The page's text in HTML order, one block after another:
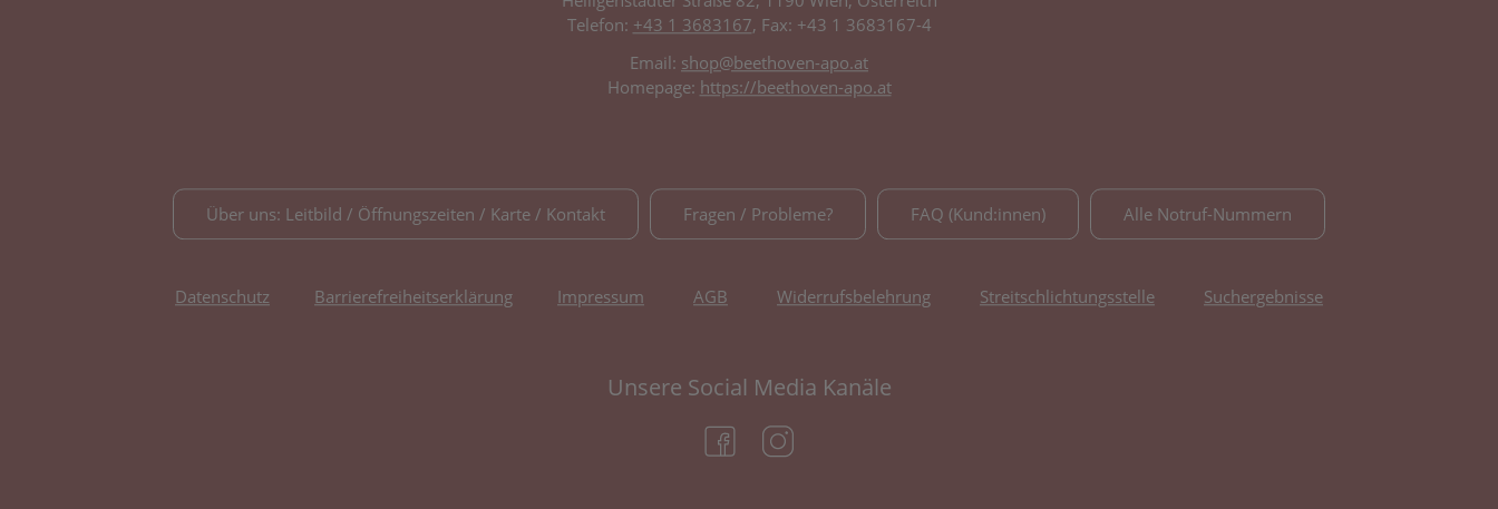
Telefon: +43 1 3683167, Fax: +43 1 3683167-4
Email: shop@beethoven-apo.at
Homepage: https://beethoven-apo.at
Über uns: Leitbild / Öffnungszeiten / Karte / Kontakt Fragen / Probleme? FAQ (Kund:innen) Alle Notruf-Nummern
Datenschutz Barrierefreiheitserklärung Impressum AGB Widerrufsbelehrung Streitschlichtungsstelle Suchergebnisse
Unsere Social Media Kanäle
(öffnet in neuem Tab)